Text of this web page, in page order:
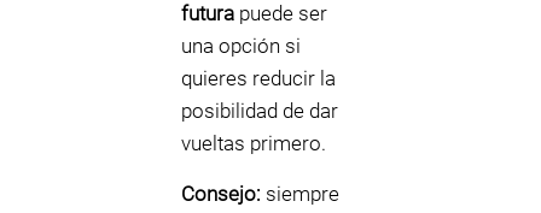
futura puede ser
una opción si
quieres reducir la
posibilidad de dar
vueltas primero.
Consejo: siempre